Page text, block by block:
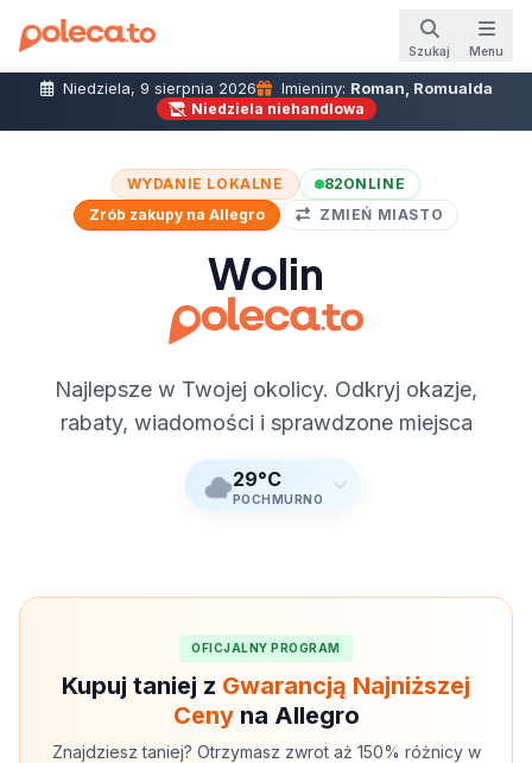
Szukaj Menu
Niedziela, 9 sierpnia 2026 Imieniny: Roman, Romualda
Niedziela niehandlowa
WYDANIE LOKALNE 82ONLINE
Zrób zakupy na Allegro
ZMIEŃ MIASTO
Wolin
Najlepsze w Twojej okolicy. Odkryj okazje,
rabaty, wiadomości i sprawdzone miejsca
29°C
POCHMURNO
OFICJALNY PROGRAM
Kupuj taniej z Gwarancją Najniższej
Cenyna Allegro
Znajdziesz taniej? Otrzymasz zwrot aż 150% różnicy w